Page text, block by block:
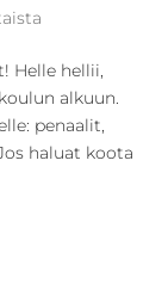
Helle hellii,
alkuun.
penaalit,
haluat koota